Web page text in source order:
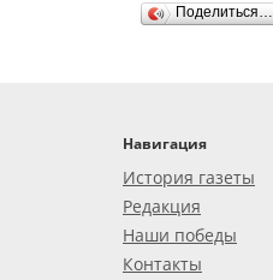
Поделиться…
Навигация
История газеты
Редакция
Наши победы
Контакты